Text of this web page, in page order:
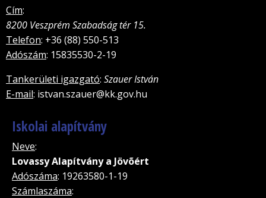
Cím:
8200 Veszprém Szabadság tér 15.
Telefon: +36 (88) 550-513
Adószám: 15835530-2-19
Tankerületi igazgató: Szauer István
E-mail: istvan.szauer@kk.gov.hu
Iskolai alapítvány
Neve:
Lovassy Alapítvány a Jövõért
Adószáma: 19263580-1-19
Számlaszáma: